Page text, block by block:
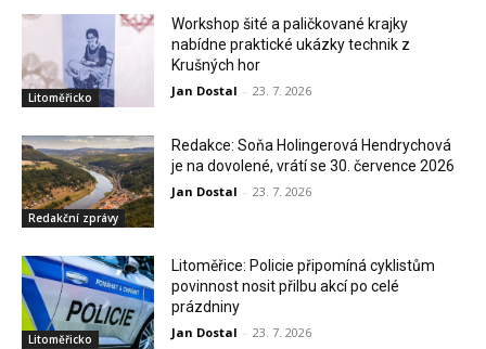
Litoměřicko
Workshop šité a paličkované krajky
nabídne praktické ukázky technik z
Krušných hor
Jan Dostal - 23. 7. 2026
Redakční zprávy
Redakce: Soňa Holingerová Hendrychová
je na dovolené, vrátí se 30. července 2026
Jan Dostal - 23. 7. 2026
Litoměřicko
Litoměřice: Policie připomíná cyklistům
povinnost nosit přilbu akcí po celé
prázdniny
Jan Dostal - 23. 7. 2026